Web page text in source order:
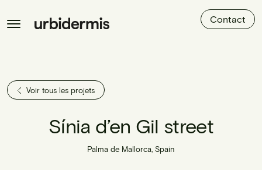
Contact
Voir tous les projets
Sínia d’en Gil street
Palma de Mallorca, Spain